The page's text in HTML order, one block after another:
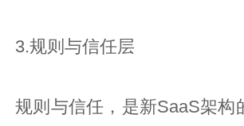
3.规则与信任层
规则与信任，是新SaaS架构